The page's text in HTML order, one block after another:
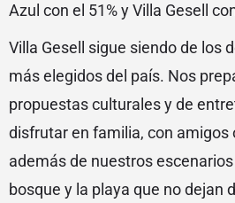
Azul con el 51% y Villa Gesell
Villa Gesell sigue siendo de los
más elegidos del país. Nos
propuestas culturales y de
disfrutar en familia, con amigos
además de nuestros
bosque y la playa que no dejan